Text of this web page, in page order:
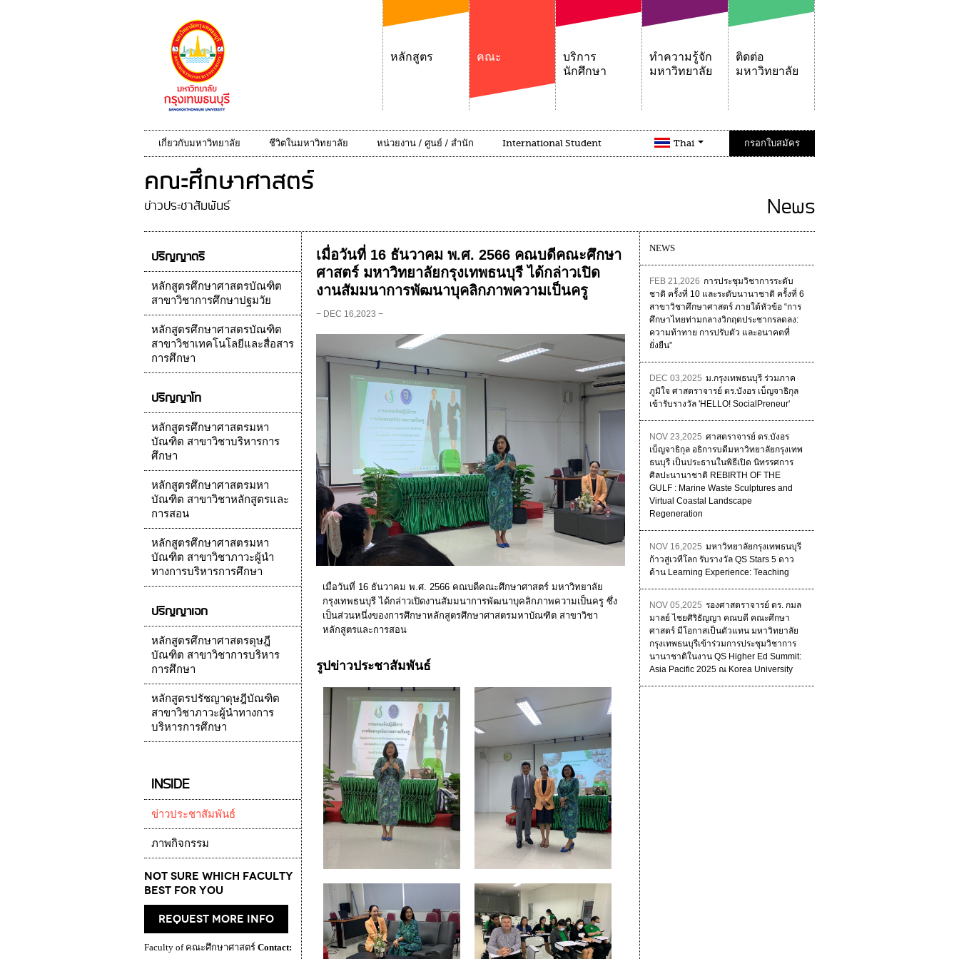
หลักสูตร คณะ
บริการ
นักศึกษา
ทำความรู้จัก
มหาวิทยาลัย
ติดต่อ
มหาวิทยาลัย
เกี่ยวกับมหาวิทยาลัย ชีวิตในมหาวิทยาลัย หน่วยงาน / ศูนย์ / สำนัก International Student Thai กรอกใบสมัคร
คณะศึกษาศาสตร์
ข่าวประชาสัมพันธ์ News
เมื่อวันที่ 16 ธันวาคม พ.ศ. 2566 คณบดีคณะศึกษา
ศาสตร์ มหาวิทยาลัยกรุงเทพธนบุรี ได้กล่าวเปิด
งานสัมมนาการพัฒนาบุคลิกภาพความเป็นครู
− DEC 16,2023 −
เมื่อวันที่ 16 ธันวาคม พ.ศ. 2566 คณบดีคณะศึกษาศาสตร์ มหาวิทยาลัย
กรุงเทพธนบุรี ได้กล่าวเปิดงานสัมมนาการพัฒนาบุคลิกภาพความเป็นครู ซึ่ง
เป็นส่วนหนึ่งของการศึกษาหลักสูตรศึกษาศาสตรมหาบัณฑิต สาขาวิชา
หลักสูตรและการสอน
รูปข่าวประชาสัมพันธ์
NEWS
FEB 21,2026 การประชุมวิชาการระดับ
ชาติ ครั้งที่ 10 และระดับนานาชาติ ครั้งที่ 6
สาขาวิชาศึกษาศาสตร์ ภายใต้หัวข้อ “การ
ศึกษาไทยท่ามกลางวิกฤตประชากรลดลง:
ความท้าทาย การปรับตัว และอนาคตที่
ยั่งยืน”
DEC 03,2025 ม.กรุงเทพธนบุรี ร่วมภาค
ภูมิใจ ศาสตราจารย์ ดร.บังอร เบ็ญจาธิกุล
เข้ารับรางวัล 'HELLO! SocialPreneur'
NOV 23,2025 ศาสตราจารย์ ดร.บังอร
เบ็ญจาธิกุล อธิการบดีมหาวิทยาลัยกรุงเทพ
ธนบุรี เป็นประธานในพิธีเปิด นิทรรศการ
ศิลปะนานาชาติ REBIRTH OF THE
GULF : Marine Waste Sculptures and
Virtual Coastal Landscape
Regeneration
NOV 16,2025 มหาวิทยาลัยกรุงเทพธนบุรี
ก้าวสู่เวทีโลก รับรางวัล QS Stars 5 ดาว
ด้าน Learning Experience: Teaching
NOV 05,2025 รองศาสตราจารย์ ดร. กมล
มาลย์ ไชยศิริธัญญา คณบดี คณะศึกษา
ศาสตร์ มีโอกาสเป็นตัวแทน มหาวิทยาลัย
กรุงเทพธนบุรีเข้าร่วมการประชุมวิชาการ
นานาชาติในงาน QS Higher Ed Summit:
Asia Pacific 2025 ณ Korea University
ปริญญาตรี
หลักสูตรศึกษาศาสตรบัณฑิต
สาขาวิชาการศึกษาปฐมวัย
หลักสูตรศึกษาศาสตรบัณฑิต
สาขาวิชาเทคโนโลยีและสื่อสาร
การศึกษา
ปริญญาโท
หลักสูตรศึกษาศาสตรมหา
บัณฑิต สาขาวิชาบริหารการ
ศึกษา
หลักสูตรศึกษาศาสตรมหา
บัณฑิต สาขาวิชาหลักสูตรและ
การสอน
หลักสูตรศึกษาศาสตรมหา
บัณฑิต สาขาวิชาภาวะผู้นำ
ทางการบริหารการศึกษา
ปริญญาเอก
หลักสูตรศึกษาศาสตรดุษฎี
บัณฑิต สาขาวิชาการบริหาร
การศึกษา
หลักสูตรปรัชญาดุษฎีบัณฑิต
สาขาวิชาภาวะผู้นำทางการ
บริหารการศึกษา
INSIDE
ข่าวประชาสัมพันธ์
ภาพกิจกรรม
Not Sure which Faculty
best for you
request more info
Faculty of คณะศึกษาศาสตร์ Contact: